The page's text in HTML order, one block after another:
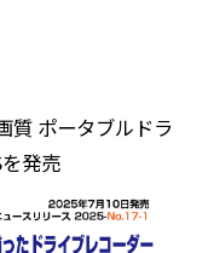
質 ポータブルドラ
発売